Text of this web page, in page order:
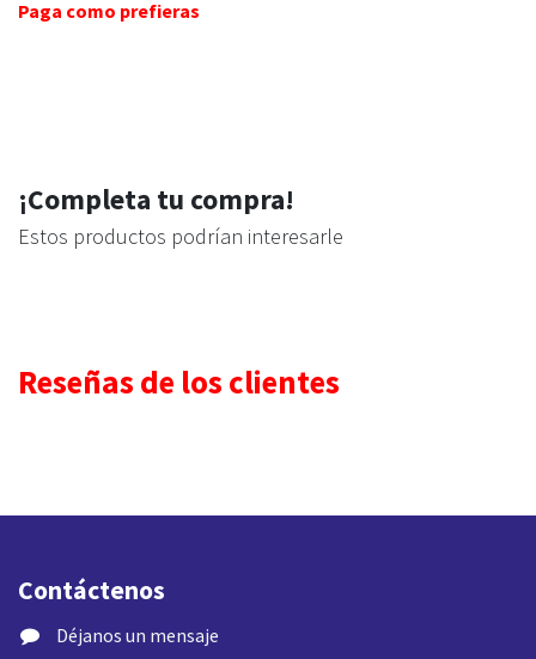
Paga como prefieras
¡Completa tu compra!
Estos productos podrían interesarle
Reseñas de los clientes
Contáctenos
​ Déjanos un mensaje